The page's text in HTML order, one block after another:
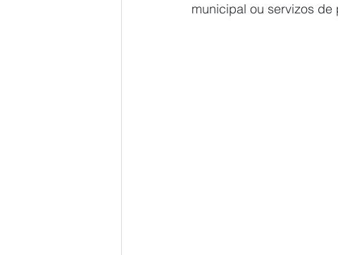
municipal ou servizos